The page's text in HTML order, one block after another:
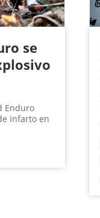
se
Enduro
infarto en